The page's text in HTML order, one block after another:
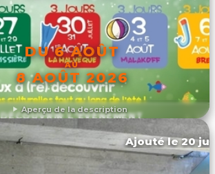
Aperçu de la description
DU 6 AOÛT
AU
8 AOÛT 2026
DÉCOUVRIR L'ÉVÉNEMENT
Ajouté le 20